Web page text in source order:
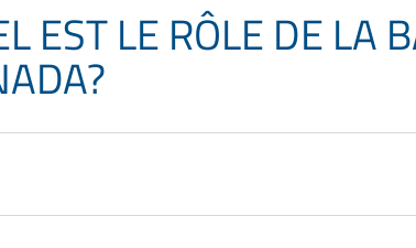
EST LE RÔLE DE LA